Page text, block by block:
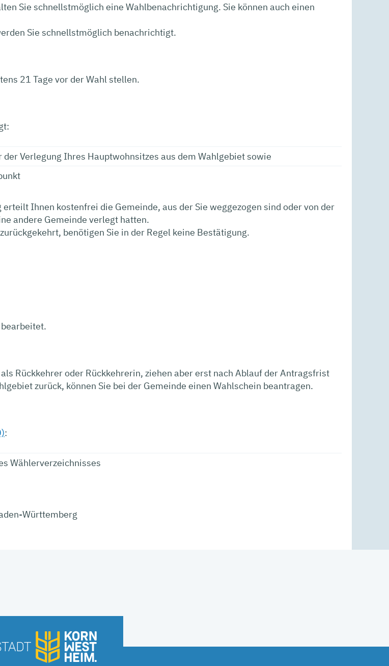
Sie schnellstmöglich eine Wahlbenachrichtigung. Sie können auch einen
Sie schnellstmöglich benachrichtigt.
21 Tage vor der Wahl stellen.
Verlegung Ihres Hauptwohnsitzes aus dem Wahlgebiet sowie
Ihnen kostenfrei die Gemeinde, aus der Sie weggezogen sind oder von der
andere Gemeinde verlegt hatten.
benötigen Sie in der Regel keine Bestätigung.
Rückkehrer oder Rückkehrerin, ziehen aber erst nach Ablauf der Antragsfrist
zurück, können Sie bei der Gemeinde einen Wahlschein beantragen.
:
Wählerverzeichnisses
Württemberg